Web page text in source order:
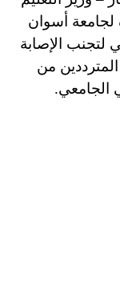
لجامعة أسوان
لتجنب الإصابة
من
الجامعي.